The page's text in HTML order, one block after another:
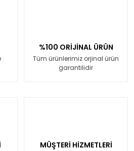
%100 ORİJİNAL ÜRÜN
Tüm ürünlerimiz orjinal ürün
garantilidir
MÜŞTERİ HİZMETLERİ